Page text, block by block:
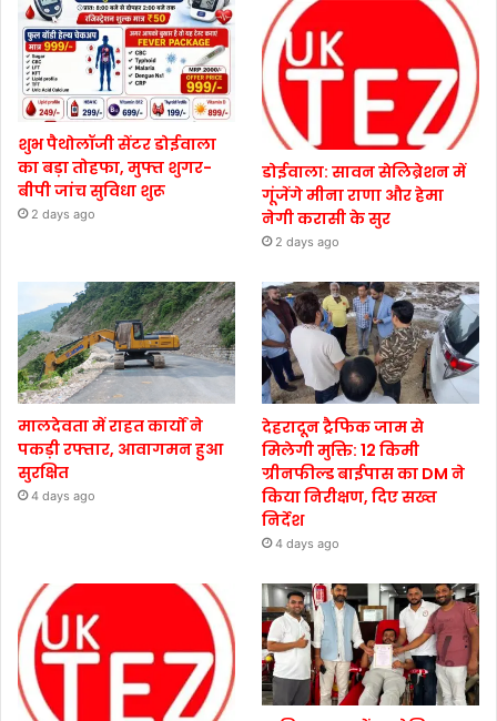
शुभ पैथोलॉजी सेंटर डोईवाला
का बड़ा तोहफा, मुफ्त शुगर-
बीपी जांच सुविधा शुरू
2 days ago
डोईवाला: सावन सेलिब्रेशन में
गूंजेंगे मीना राणा और हेमा
नेगी करासी के सुर
2 days ago
मालदेवता में राहत कार्यों ने
पकड़ी रफ्तार, आवागमन हुआ
सुरक्षित
4 days ago
देहरादून ट्रैफिक जाम से
मिलेगी मुक्ति: 12 किमी
ग्रीनफील्ड बाईपास का DM ने
किया निरीक्षण, दिए सख्त
निर्देश
4 days ago